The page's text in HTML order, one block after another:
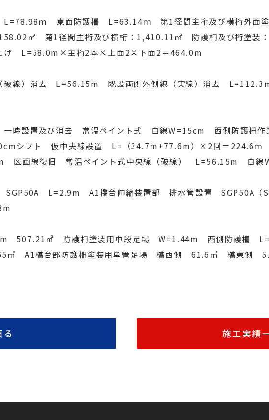
L=78.98ｍ 東面防護柵 L=63.14ｍ 第1径間主桁及び横桁外面
㎡ 第1径間主桁及び横桁：1,410.11㎡ 防護柵及び桁塗装
上げ L=58.0m×主桁2本×上面2×下面2＝464.0m
破線）消去 L=56.15m 既設両側外側線（実線）消去
一時設置及び消去 常温ペイント式 白線W=15cm 西側防護柵作
シフト 仮中央線設置 L=（34.7m+77.6m）×2回＝224.6
区画線復旧 常温ペイント式中央線（破線） L=56.15m 白線
SGP50A L=2.9m A1橋台伸縮装置部 排水管設置 SGP50A
507.21㎡ 防護柵塗装用中段足場 W=1.44m 西側防護柵
㎡ A1橋台部防護柵塗装用単管足場 橋西側 61.6㎡ 橋東側
る 施工実績